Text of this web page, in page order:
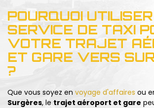
POURQUOI
SERVICE DE TAXI
VOTRE TRAJET
ET GARE VERS
?
Que vous soyez en voyage d'affaires ou
Surgères, le trajet aéroport et gare